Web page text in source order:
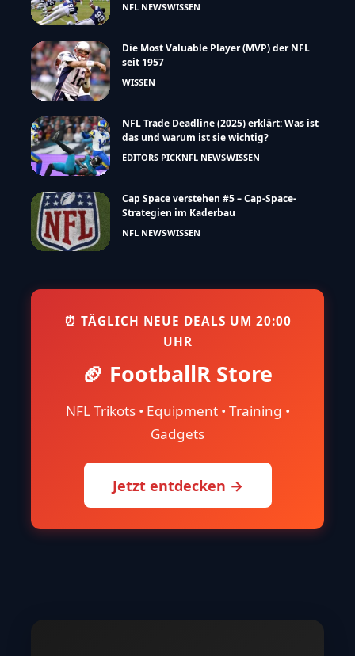
NFL NEWSWISSEN
Die Most Valuable Player (MVP) der NFL
seit 1957
WISSEN
NFL Trade Deadline (2025) erklärt: Was ist
das und warum ist sie wichtig?
EDITORS PICKNFL NEWSWISSEN
Cap Space verstehen #5 – Cap-Space-
Strategien im Kaderbau
NFL NEWSWISSEN
⏰ TÄGLICH NEUE DEALS UM 20:00
UHR
🏈 FootballR Store
NFL Trikots • Equipment • Training •
Gadgets
Jetzt entdecken →